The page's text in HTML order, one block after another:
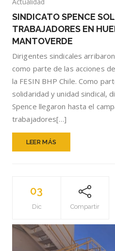
SINDICATO SPENCE
TRABAJADORES EN
MANTOVERDE
Dirigentes sindicales
como parte de las acciones
la FESIN BHP Chile. Como
solidaridad y unidad sindical,
Spence llegaron hasta el
trabajadores[…]
LEER MÁS
03
Dic Compartir